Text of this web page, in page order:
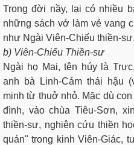
Trong đời nầy, lại có nhiều
những sách vở làm vẻ vang
như Ngài Viên-Chiếu thiền-
b) Viên-Chiếu Thiền-sư
Ngài họ Mai, tên húy là
anh bà Linh-Cảm thái hậu
minh từ thuở nhỏ. Mặc dù
đình, vào chùa Tiêu-Sơn,
thiền-sư, nghiên cứu thiền
quán" trong kinh Viên-Giác,